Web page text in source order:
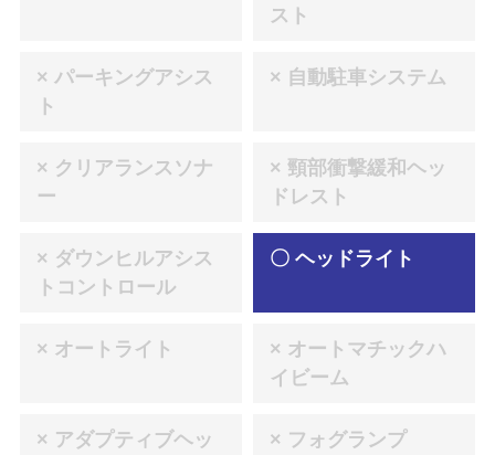
スト
× パーキングアシス
ト
× 自動駐車システム
× クリアランスソナ
ー
× 頸部衝撃緩和ヘッ
ドレスト
× ダウンヒルアシス
トコントロール
〇 ヘッドライト
× オートライト
× オートマチックハ
イビーム
× アダプティブヘッ
× フォグランプ